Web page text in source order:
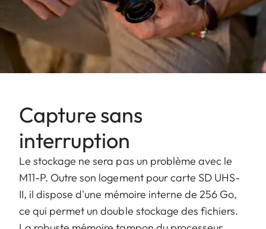
Capture sans
interruption
Le stockage ne sera pas un problème avec le
M11-P. Outre son logement pour carte SD UHS-
II, il dispose d'une mémoire interne de 256 Go,
ce qui permet un double stockage des fichiers.